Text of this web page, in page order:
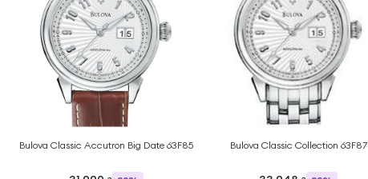
Bulova Classic Accutron Big Date 63F85 Bulova Classic Collection 63F87